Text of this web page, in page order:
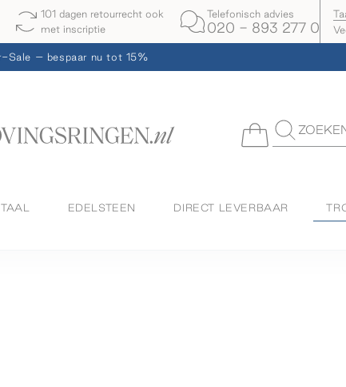
101 dagen retourrecht ook
met inscriptie
Telefonisch advies
020 - 893 277 0
Sale – bespaar nu tot 15%
EDELSTEEN DIRECT LEVERBAAR